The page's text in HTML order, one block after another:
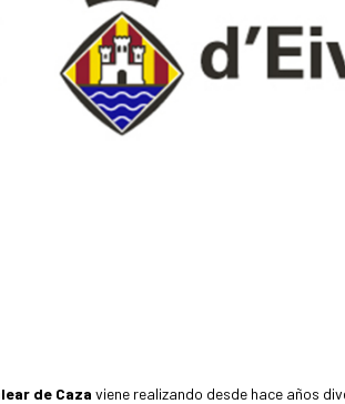
de Caza viene realizando desde hace años